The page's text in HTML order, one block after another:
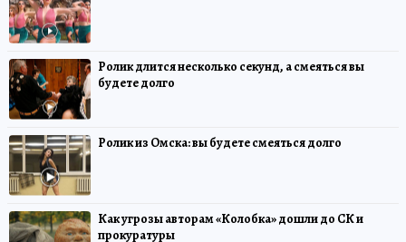
Ролик длится несколько секунд, а смеяться вы
будете долго
Ролик из Омска: вы будете смеяться долго
Как угрозы авторам «Колобка» дошли до СК и
прокуратуры